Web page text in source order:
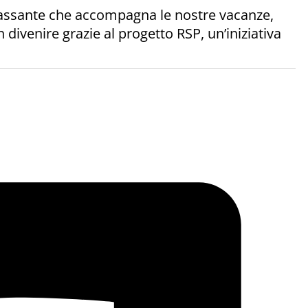
che accompagna le nostre vacanze,
grazie al progetto RSP, un’iniziativa